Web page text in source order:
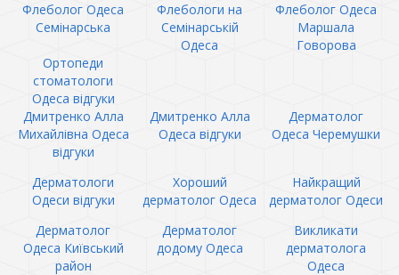
Флеболог Одеса
Семінарська
Флебологи на
Семінарській
Одеса
Флеболог Одеса
Маршала
Говорова
Ортопеди
стоматологи
Одеса відгуки
Дмитренко Алла
Михайлівна Одеса
відгуки
Дмитренко Алла
Одеса відгуки
Дерматолог
Одеса Черемушки
Дерматологи
Одеси відгуки
Хороший
дерматолог Одеса
Найкращий
дерматолог Одеси
Дерматолог
Одеса Київський
район
Дерматолог
додому Одеса
Викликати
дерматолога
Одеса